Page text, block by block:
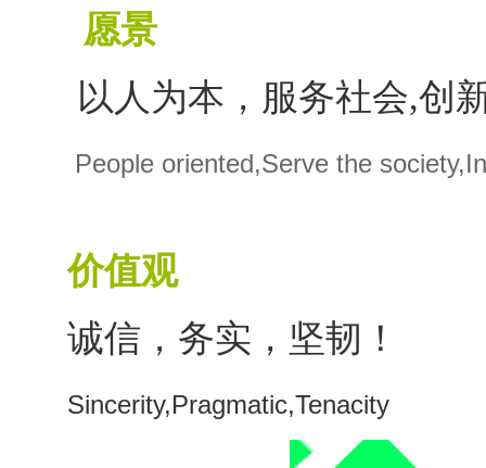
愿景
以人为本，服务社会,创
People oriented,Serve the
价值观
诚信，务实，
Sincerity,Pragmatic,Tenacity